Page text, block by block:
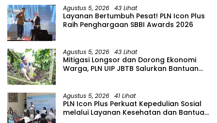
Agustus 5, 2026 43 Lihat
Layanan Bertumbuh Pesat! PLN Icon Plus
Raih Penghargaan SBBI Awards 2026
Agustus 5, 2026 43 Lihat
Mitigasi Longsor dan Dorong Ekonomi
Warga, PLN UIP JBTB Salurkan Bantuan
Agustus 5, 2026 41 Lihat
PLN Icon Plus Perkuat Kepedulian Sosial
melalui Layanan Kesehatan dan Bantuan